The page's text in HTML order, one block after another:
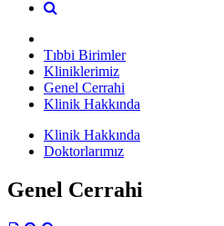
Tıbbi Birimler
Kliniklerimiz
Genel Cerrahi
Klinik Hakkında
Klinik Hakkında
Doktorlarımız
Genel Cerrahi